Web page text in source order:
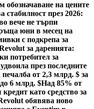
на цените
стабилност през 2026:
вече не търпи
юни в месец на
с подкрепа за
за даренията:
потребител за
през последните
от 2,3 млрд. $ за
6 млрд. $Над 85% от
като средство за
обявява ново